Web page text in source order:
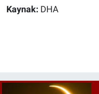
Kaynak: DHA